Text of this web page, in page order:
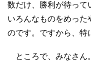
数だけ、勝利が待って
いろんなものをめった
のです。ですから、特
ところで、みなさん